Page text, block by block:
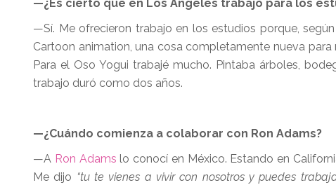
—¿Es cierto que en Los Ángeles trabajó para los
—Sí. Me ofrecieron trabajo en los estudios porque,
Cartoon animation, una cosa completamente nueva
Para el Oso Yogui trabajé mucho. Pintaba árboles,
trabajo duró como dos años.
—¿Cuándo comienza a colaborar con Ron Adams?
—A Ron Adams lo conocí en México. Estando en
Me dijo “tu te vienes a vivir con nosotros y puedes